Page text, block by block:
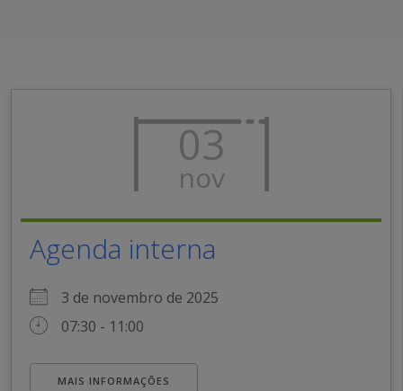
03
nov
Agenda interna
3 de novembro de 2025
07:30 - 11:00
MAIS INFORMAÇÕES